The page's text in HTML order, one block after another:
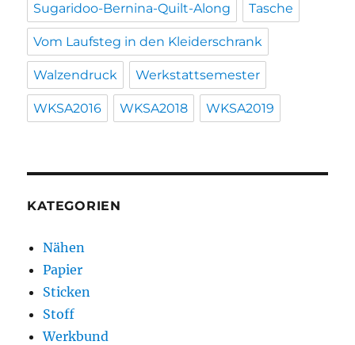
Sugaridoo-Bernina-Quilt-Along Tasche
Vom Laufsteg in den Kleiderschrank
Walzendruck Werkstattsemester
WKSA2016 WKSA2018 WKSA2019
KATEGORIEN
Nähen
Papier
Sticken
Stoff
Werkbund